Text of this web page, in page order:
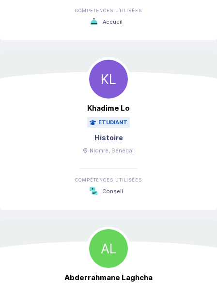
COMPÉTENCES UTILISÉES
Accueil
KL
Khadime Lo
ETUDIANT
Histoire
Niomre, Sénégal
COMPÉTENCES UTILISÉES
Conseil
AL
Abderrahmane Laghcha